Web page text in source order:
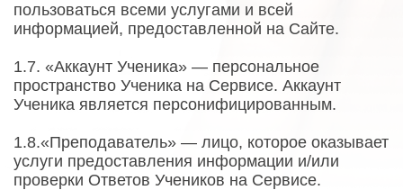
пользоваться всеми услугами и всей
информацией, предоставленной на Сайте.
1.7. «Аккаунт Ученика» — персональное
пространство Ученика на Сервисе. Аккаунт
Ученика является персонифицированным.
1.8.«Преподаватель» — лицо, которое оказывает
услуги предоставления информации и/или
проверки Ответов Учеников на Сервисе.